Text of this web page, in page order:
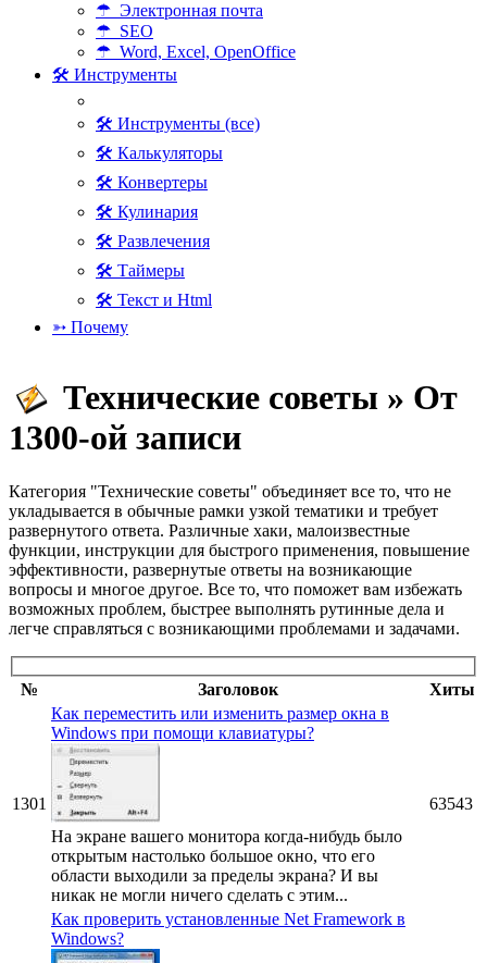
☂ Электронная почта
☂ SEO
☂ Word, Excel, OpenOffice
🛠 Инструменты
🛠 Инструменты (все)
🛠 Калькуляторы
🛠 Конвертеры
🛠 Кулинария
🛠 Развлечения
🛠 Таймеры
🛠 Текст и Html
➳ Почему
Технические советы » От
1300-ой записи
Категория "Технические советы" объединяет все то, что не
укладывается в обычные рамки узкой тематики и требует
развернутого ответа. Различные хаки, малоизвестные
функции, инструкции для быстрого применения, повышение
эффективности, развернутые ответы на возникающие
вопросы и многое другое. Все то, что поможет вам избежать
возможных проблем, быстрее выполнять рутинные дела и
легче справляться с возникающими проблемами и задачами.
№ Заголовок Хиты
1301
Как переместить или изменить размер окна в
Windows при помощи клавиатуры?
На экране вашего монитора когда-нибудь было
открытым настолько большое окно, что его
области выходили за пределы экрана? И вы
никак не могли ничего сделать с этим...
63543
Как проверить установленные Net Framework в
Windows?